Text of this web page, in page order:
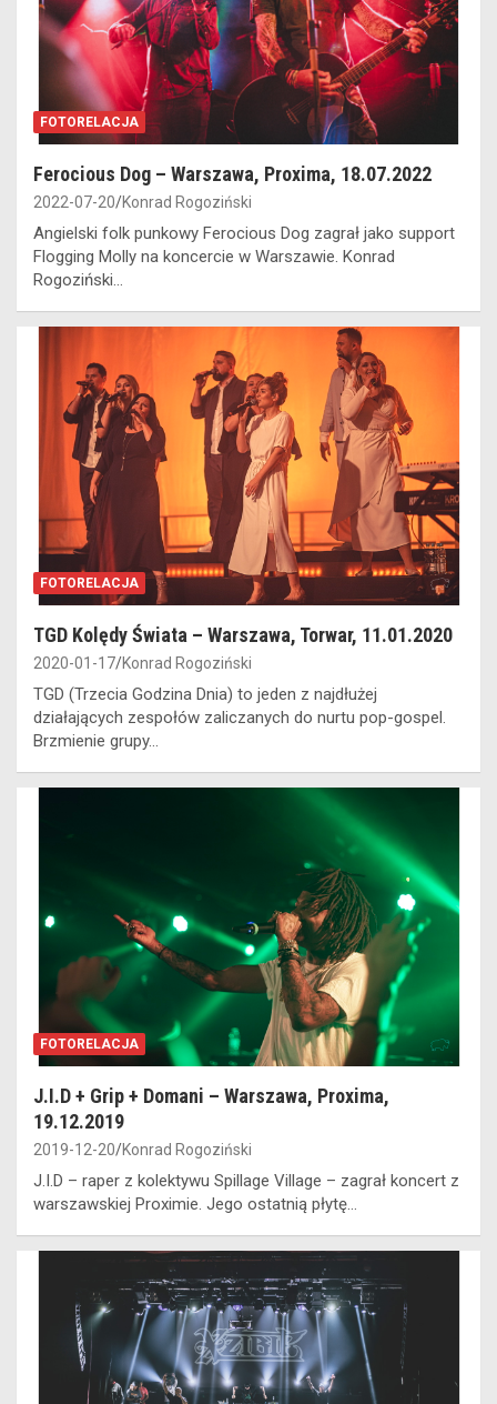
FOTORELACJA
Ferocious Dog – Warszawa, Proxima, 18.07.2022
2022-07-20 Konrad Rogoziński
Angielski folk punkowy Ferocious Dog zagrał jako support
Flogging Molly na koncercie w Warszawie. Konrad
Rogoziński…
FOTORELACJA
TGD Kolędy Świata – Warszawa, Torwar, 11.01.2020
2020-01-17 Konrad Rogoziński
TGD (Trzecia Godzina Dnia) to jeden z najdłużej
działających zespołów zaliczanych do nurtu pop-gospel.
Brzmienie grupy…
FOTORELACJA
J.I.D + Grip + Domani – Warszawa, Proxima,
19.12.2019
2019-12-20 Konrad Rogoziński
J.I.D – raper z kolektywu Spillage Village – zagrał koncert z
warszawskiej Proximie. Jego ostatnią płytę…